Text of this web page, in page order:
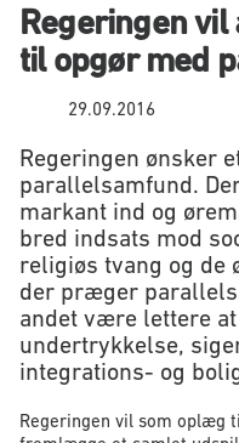
Regeringen
til opgør med
29.09.2016
Regeringen ønsker
parallelsamfund.
markant ind og
bred indsats mod
religiøs tvang og de
der præger
andet være lettere
undertrykkelse,
integrations- og
Regeringen vil som oplæg